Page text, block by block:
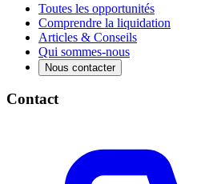
Toutes les opportunités
Comprendre la liquidation
Articles & Conseils
Qui sommes-nous
Nous contacter
Contact